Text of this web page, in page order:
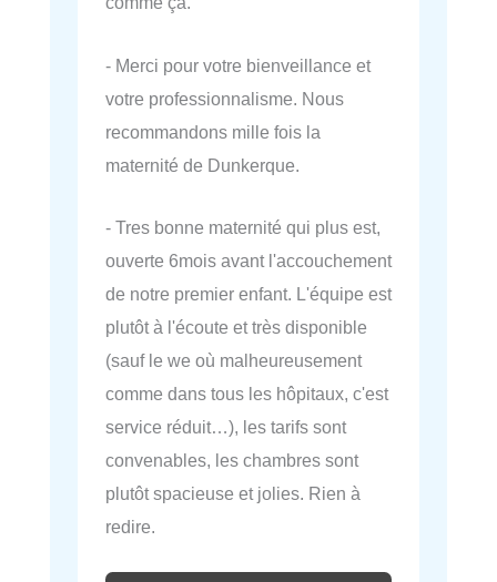
- Merci pour votre bienveillance et
votre professionnalisme. Nous
recommandons mille fois la
maternité de Dunkerque.
- Tres bonne maternité qui plus est,
ouverte 6mois avant l'accouchement
de notre premier enfant. L'équipe est
plutôt à l'écoute et très disponible
(sauf le we où malheureusement
comme dans tous les hôpitaux, c'est
service réduit…), les tarifs sont
convenables, les chambres sont
plutôt spacieuse et jolies. Rien à
redire.